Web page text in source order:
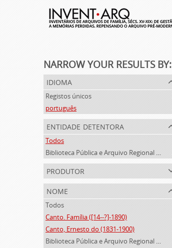
NARROW YOUR RESULTS BY:
idioma
Registos únicos
português
entidade detentora
Todos
Biblioteca Pública e Arquivo Regional de Ponta Delgada
produtor
nome
Todos
Canto. Família ([14--?]-1890)
Canto, Ernesto do (1831-1900)
Biblioteca Pública e Arquivo Regional de Ponta Delgada (1841- )